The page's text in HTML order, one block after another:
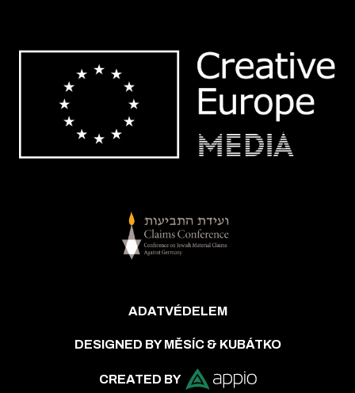
ADATVÉDELEM
DESIGNED BY MĚSÍC & KUBÁTKO
CREATED BY